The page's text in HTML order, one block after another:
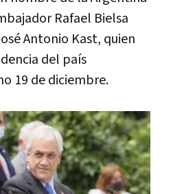
Rafael Bielsa
Antonio Kast, quien
del país
19 de diciembre.